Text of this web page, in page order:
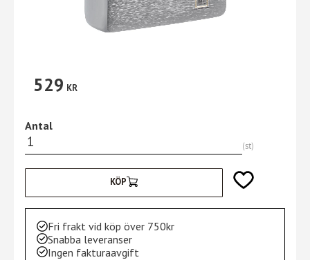
529 KR
Antal
st
KÖP Lägg till i
Fri frakt vid köp över 750kr
Snabba leveranser
Ingen fakturaavgift